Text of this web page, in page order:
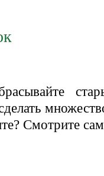
Смотрите